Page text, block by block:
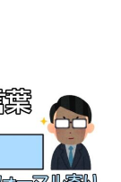
ジネスで
15語！ビ
える類語